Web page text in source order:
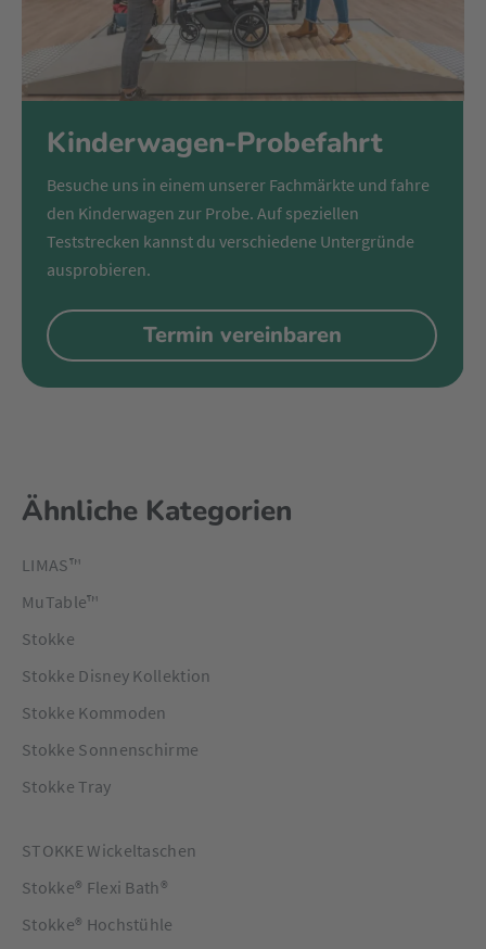
Kinderwagen-Probefahrt
Besuche uns in einem unserer Fachmärkte und fahre
den Kinderwagen zur Probe. Auf speziellen
Teststrecken kannst du verschiedene Untergründe
ausprobieren.
Termin vereinbaren
Ähnliche Kategorien
LIMAS™
MuTable™
Stokke
Stokke Disney Kollektion
Stokke Kommoden
Stokke Sonnenschirme
Stokke Tray
STOKKE Wickeltaschen
Stokke® Flexi Bath®
Stokke® Hochstühle